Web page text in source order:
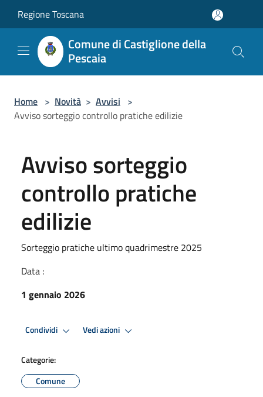
Regione Toscana
Comune di Castiglione della
Pescaia
Home > Novità > Avvisi >
Avviso sorteggio controllo pratiche edilizie
Avviso sorteggio
controllo pratiche
edilizie
Sorteggio pratiche ultimo quadrimestre 2025
Data :
1 gennaio 2026
Condividi Vedi azioni
Categorie:
Comune